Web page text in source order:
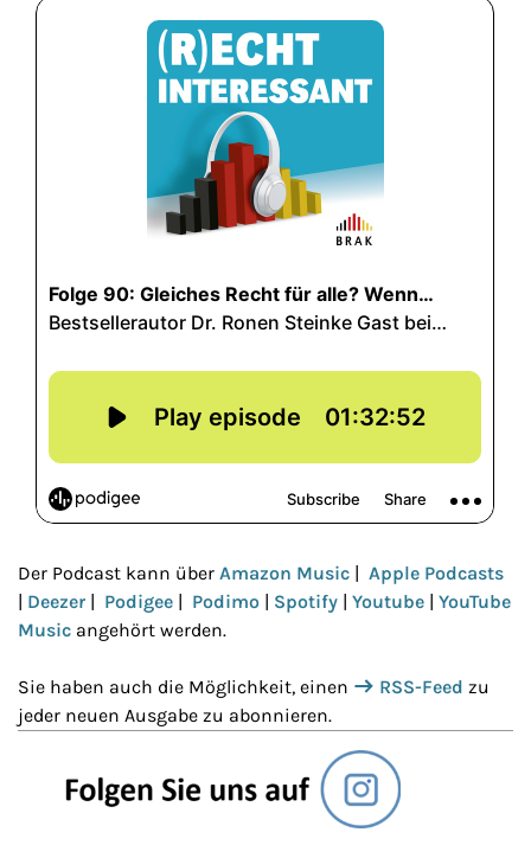
Der Podcast kann über Amazon Music | Apple Podcasts
| Deezer | Podigee | Podimo | Spotify | Youtube | YouTube
Music angehört werden.
Sie haben auch die Möglichkeit, einen RSS-Feed zu
jeder neuen Ausgabe zu abonnieren.